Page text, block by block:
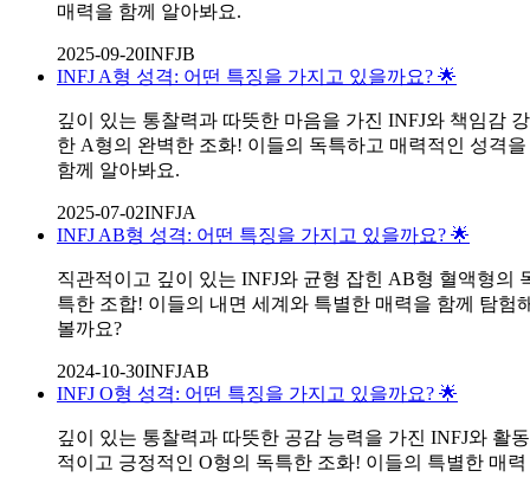
매력을 함께 알아봐요.
2025-09-20INFJB
INFJ A형 성격: 어떤 특징을 가지고 있을까요? 🌟
깊이 있는 통찰력과 따뜻한 마음을 가진 INFJ와 책임감 강
한 A형의 완벽한 조화! 이들의 독특하고 매력적인 성격을
함께 알아봐요.
2025-07-02INFJA
INFJ AB형 성격: 어떤 특징을 가지고 있을까요? 🌟
직관적이고 깊이 있는 INFJ와 균형 잡힌 AB형 혈액형의
특한 조합! 이들의 내면 세계와 특별한 매력을 함께 탐험
볼까요?
2024-10-30INFJAB
INFJ O형 성격: 어떤 특징을 가지고 있을까요? 🌟
깊이 있는 통찰력과 따뜻한 공감 능력을 가진 INFJ와 활동
적이고 긍정적인 O형의 독특한 조화! 이들의 특별한 매력